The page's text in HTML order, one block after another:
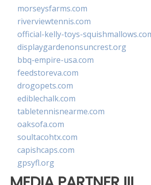
morseysfarms.com
riverviewtennis.com
official-kelly-toys-
displaygardenonsuncrest.org
bbq-empire-usa.com
feedstoreva.com
drogopets.com
ediblechalk.com
tabletennisnearme.com
oaksofa.com
soultacohtx.com
capishcaps.com
gpsyfl.org